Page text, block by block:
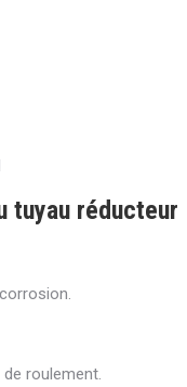
tuyau réducteur
roulement.